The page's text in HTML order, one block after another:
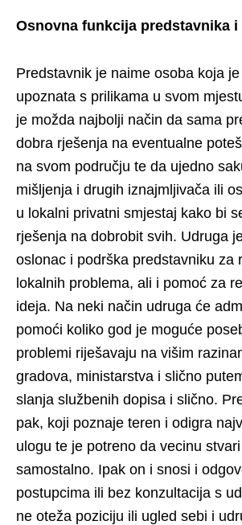
Osnovna funkcija predstavnika i
Predstavnik je naime osoba koja
upoznata s prilikama u svom
je možda najbolji način da sama
dobra rješenja na eventualne
na svom području te da ujedno
mišljenja i drugih iznajmljivača ili
u lokalni privatni smjestaj kako bi
rješenja na dobrobit svih. Udruga
oslonac i podrška predstavniku za
lokalnih problema, ali i pomoć za
ideja. Na neki način udruga će
pomoći koliko god je moguće
problemi riješavaju na višim
gradova, ministarstva i slično
slanja službenih dopisa i slično.
pak, koji poznaje teren i odigra
ulogu te je potreno da vecinu
samostalno. Ipak on i snosi i
postupcima ili bez konzultacija s
ne oteža poziciju ili ugled sebi i